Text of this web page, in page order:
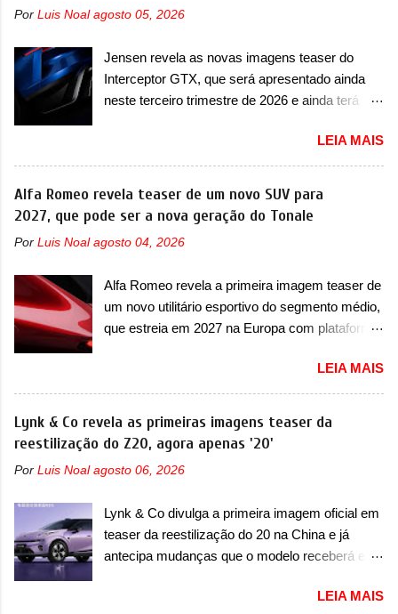
basicamente as mesmas linhas do conceito
aconteceu no primeiro semestre. Na dianteira, o
sedã conta com faróis mais quadrados e
compactos, com luzes ...
tiveram, como o Porsche 911 Dakar e o...
italiano tem grande parte no desenvolvimento
do Dune. Baseado no Huracán, o Dune nasce
com uma proposta similar ao que a marca
característico da Rezvani. Junto com as
imagens, a marca já confirmou que o Dune será
um carro muito exclusivo. Ao todo, serão
apenas sete unidades produzidas... para todo
equipado com um motor V10 Supercharger
capaz de desenvolver cerca de 800cv que
separou a performance exótica da aventura i...
Por Luis Noal agosto 05, 2026
Jensen revela as novas imagens teaser do
Interceptor GTX, que será apresentado ainda
neste terceiro trimestre de 2026 e ainda terá
International Automotive (abreviação de JIA)
apresentou uma nova imagem teaser que
mostra como será o Interceptor GTX, o
esportivo que recolocará a marca no mercado.
O granturismo (GT) apareceu em uma nova
imagem de traseira, onde ele aparece o para-
esportivo será apresentado no terceiro trimestre
de 2026, ou seja, acontecerá entre os meses de
julho e setembro (e já estamos em agosto), ou
o dia 30 de setembro. A marca confirmou que
vai apresentar um "protótipo de pré-produção,
de altíssimo desempenho, exclusivo para
pistas" , que vai antecipar as futuras versões de
rua do esportivo. Ao mesmo tempo, a Jensen
“protótipo aprimorado” que estabelece as bases
para "div...
LEIA MAIS
Alfa Romeo revela teaser de um novo SUV para
2027, que pode ser a nova geração do Tonale
Por Luis Noal agosto 04, 2026
Alfa Romeo revela a primeira imagem teaser de
um novo utilitário esportivo do segmento médio,
que estreia em 2027 na Europa com plataforma
imagem teaser de um novo utilitário esportivo
da marca italiana, previsto para ser lançado em
meados de 2027. O novo modelo não tem
nome ou se é uma nova geração de um modelo
existente, o que poderia acontecer. Sabe-se
apenas que o novo modelo em questão é um
foi confirmado durante a Mesa Redonda
Nacional da Indústria Automotiva, organizada
pelo Ministério dos Negócios e do Made in Italy
Cappellano, Diretor de Operações da Stellantis
LEIA MAIS
Lynk & Co revela as primeiras imagens teaser da
reestilização do Z20, agora apenas '20'
Por Luis Noal agosto 06, 2026
Lynk & Co divulga a primeira imagem oficial em
teaser da reestilização do 20 na China e já
antecipa mudanças que o modelo receberá em
apresentar na China as primeiras mudanças
LEIA MAIS